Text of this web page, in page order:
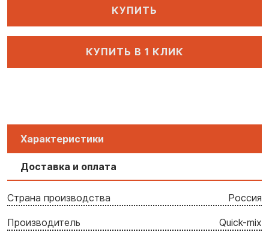
КУПИТЬ
КУПИТЬ В 1 КЛИК
Характеристики
Доставка и оплата
Страна производства Россия
Производитель Quick-mix